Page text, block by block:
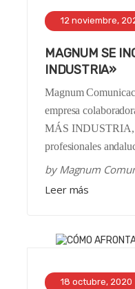
12 noviembre,
MAGNUM SE
INDUSTRIA»
Magnum
empresa
MÁS INDUSTRIA,
profesionales
byMagnum
Leer más
18 octubre, 2020